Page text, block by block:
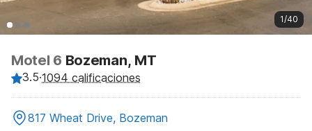
1/40
Motel 6 Bozeman, MT
3.5·1094 calificaciones
817 Wheat Drive, Bozeman